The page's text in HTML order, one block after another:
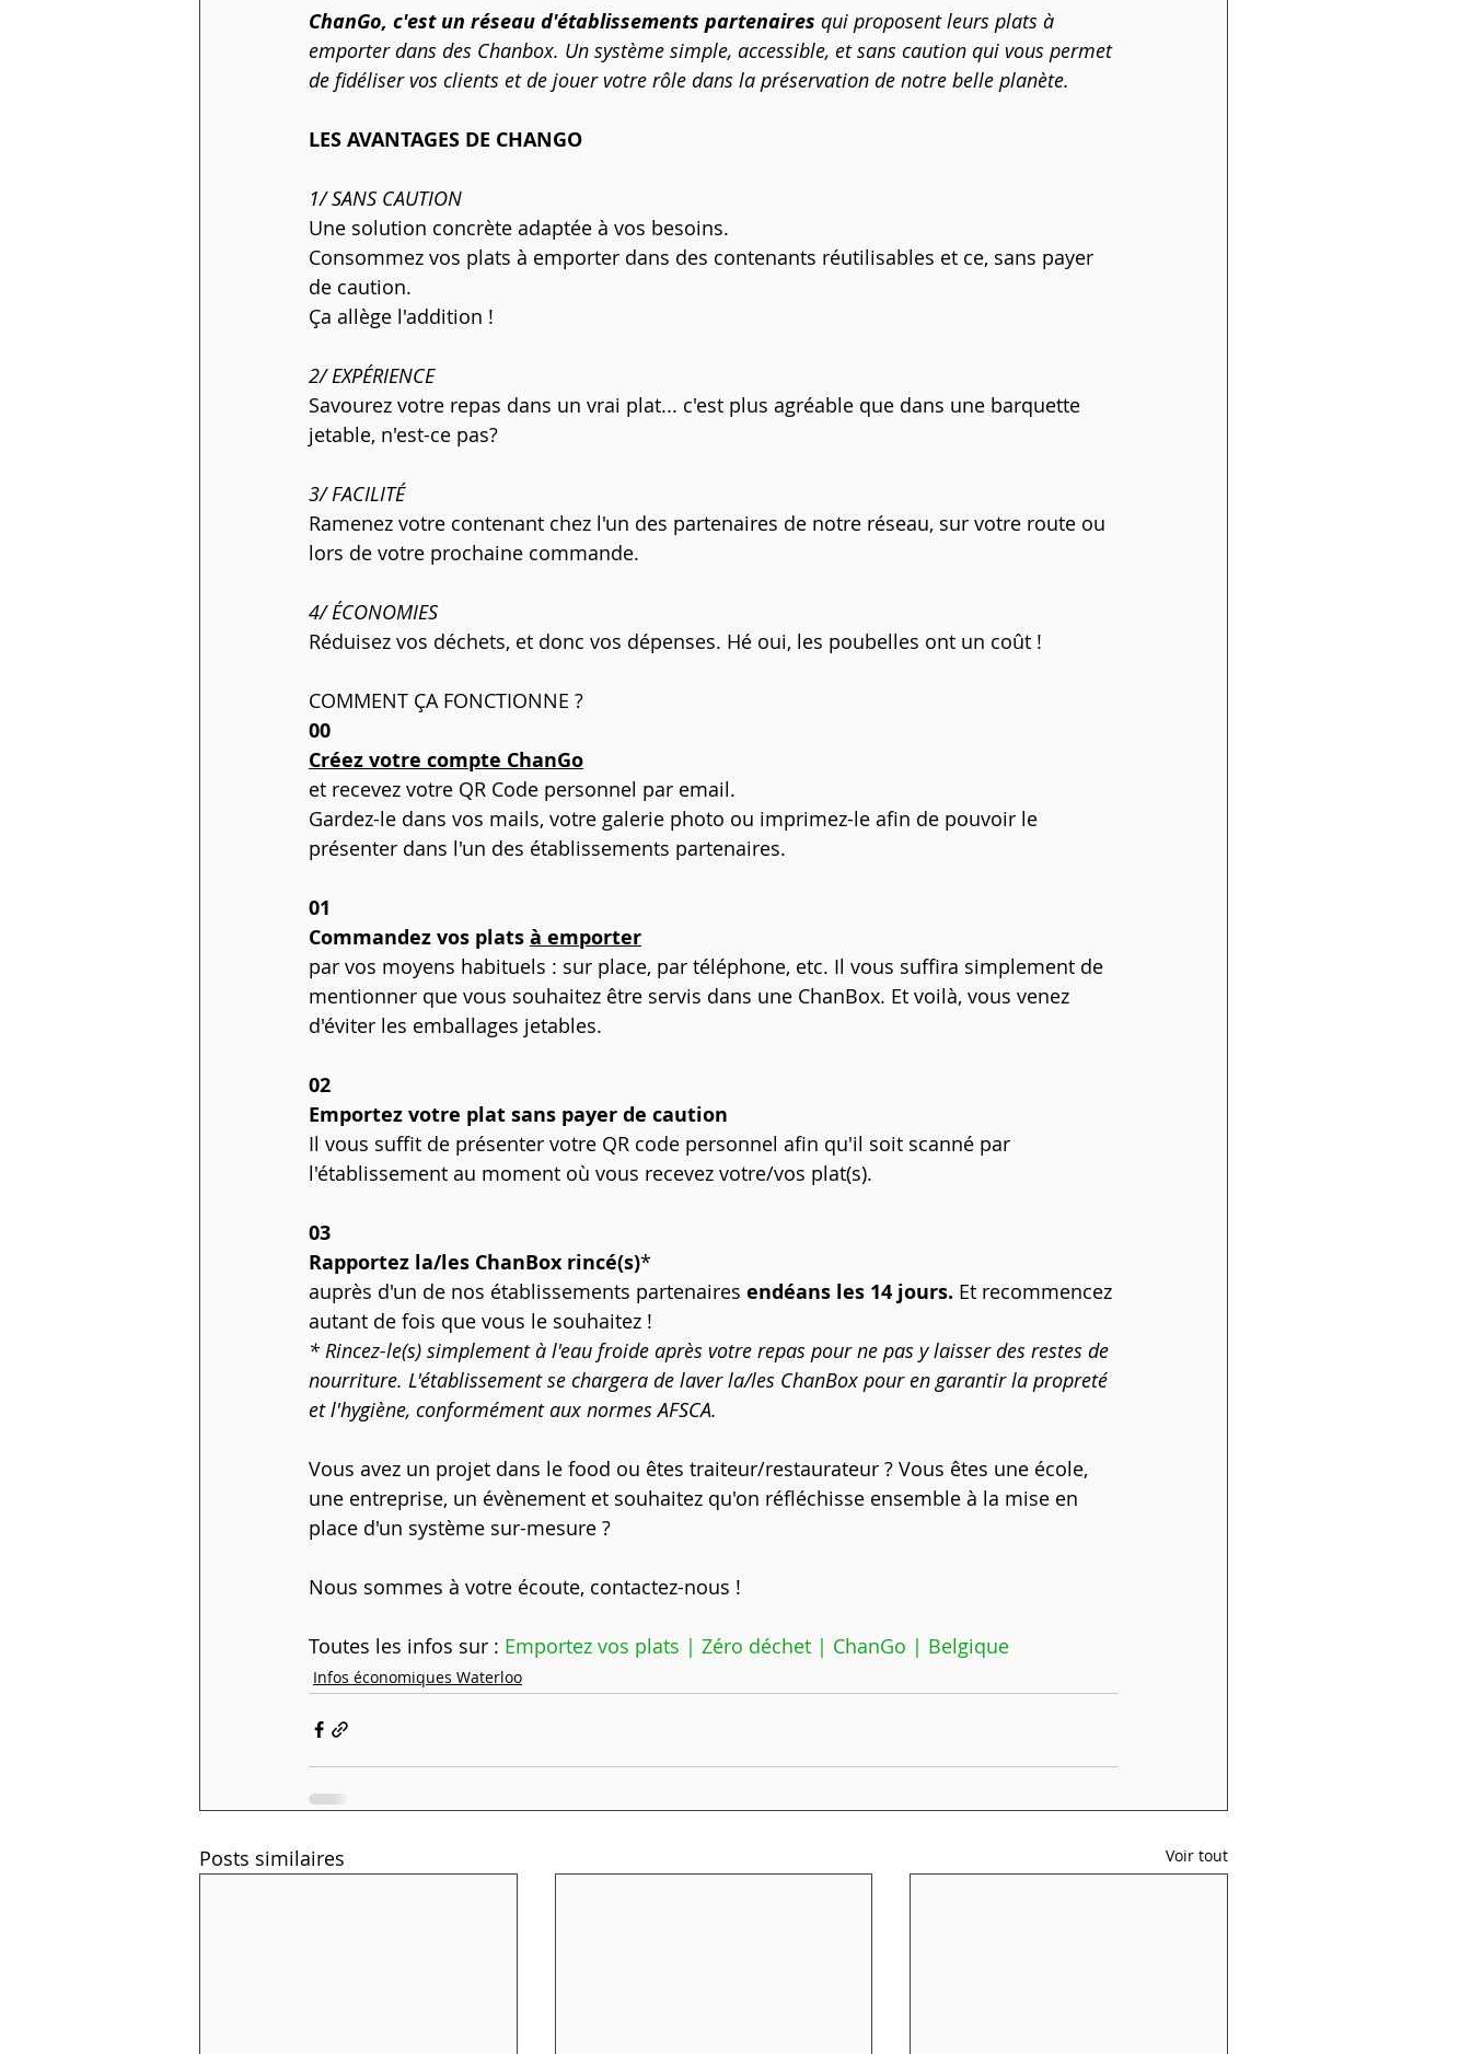
ChanGo, c'est un réseau d'établissements partenaires qui proposent leurs plats à
emporter dans des Chanbox. Un système simple, accessible, et sans caution qui vous permet
de fidéliser vos clients et de jouer votre rôle dans la préservation de notre belle planète.
LES AVANTAGES DE CHANGO
1/ SANS CAUTION
Une solution concrète adaptée à vos besoins.
Consommez vos plats à emporter dans des contenants réutilisables et ce, sans payer
de caution.
Ça allège l'addition !
2/ EXPÉRIENCE
Savourez votre repas dans un vrai plat... c'est plus agréable que dans une barquette
jetable, n'est-ce pas?
3/ FACILITÉ
Ramenez votre contenant chez l'un des partenaires de notre réseau, sur votre route ou
lors de votre prochaine commande.
4/ ÉCONOMIES
Réduisez vos déchets, et donc vos dépenses. Hé oui, les poubelles ont un coût !
COMMENT ÇA FONCTIONNE ?
00
Créez votre compte ChanGo
et recevez votre QR Code personnel par email.
Gardez-le dans vos mails, votre galerie photo ou imprimez-le afin de pouvoir le
présenter dans l'un des établissements partenaires.
01
Commandez vos plats à emporter
par vos moyens habituels : sur place, par téléphone, etc. Il vous suffira simplement de
mentionner que vous souhaitez être servis dans une ChanBox. Et voilà, vous venez
d'éviter les emballages jetables.
02
Emportez votre plat sans payer de caution
Il vous suffit de présenter votre QR code personnel afin qu'il soit scanné par
l'établissement au moment où vous recevez votre/vos plat(s).
03
Rapportez la/les ChanBox rincé(s)*
auprès d'un de nos établissements partenaires endéans les 14 jours. Et recommencez
autant de fois que vous le souhaitez !
* Rincez-le(s) simplement à l'eau froide après votre repas pour ne pas y laisser des restes de
nourriture. L'établissement se chargera de laver la/les ChanBox pour en garantir la propreté
et l'hygiène, conformément aux normes AFSCA.
Vous avez un projet dans le food ou êtes traiteur/restaurateur ? Vous êtes une école,
une entreprise, un évènement et souhaitez qu'on réfléchisse ensemble à la mise en
place d'un système sur-mesure ?
Nous sommes à votre écoute, contactez-nous !
Toutes les infos sur : Emportez vos plats | Zéro déchet | ChanGo | Belgique
Infos économiques Waterloo
Posts similaires Voir tout